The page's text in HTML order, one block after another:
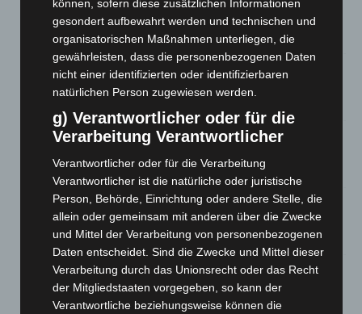
Waldbrandeinsatz aus Spanien zurück
7. August 2026
Hannover: Erste Tigermücken-Population in Niedersachsen
entdeckt
Brand im „Haus der Begegnung“ in Neuwarmbüchen schnell
6. August 2026
Region Hannover: 21 neue Notfallsanitäter starten beim
Roten Kreuz
5. August 2026
Mann läuft mit Hockeyschläger über A7 – Polizei sucht
Zeugen
5. August 2026
können, sofern diese zusätzlichen Informationen
gesondert aufbewahrt werden und technischen und
organisatorischen Maßnahmen unterliegen, die
gewährleisten, dass die personenbezogenen Daten
nicht einer identifizierten oder identifizierbaren
natürlichen Person zugewiesen werden.
g) Verantwortlicher oder für die
Verarbeitung Verantwortlicher
Verantwortlicher oder für die Verarbeitung
Verantwortlicher ist die natürliche oder juristische
Person, Behörde, Einrichtung oder andere Stelle, die
allein oder gemeinsam mit anderen über die Zwecke
und Mittel der Verarbeitung von personenbezogenen
Daten entscheidet. Sind die Zwecke und Mittel dieser
Verarbeitung durch das Unionsrecht oder das Recht
der Mitgliedstaaten vorgegeben, so kann der
Verantwortliche beziehungsweise können die